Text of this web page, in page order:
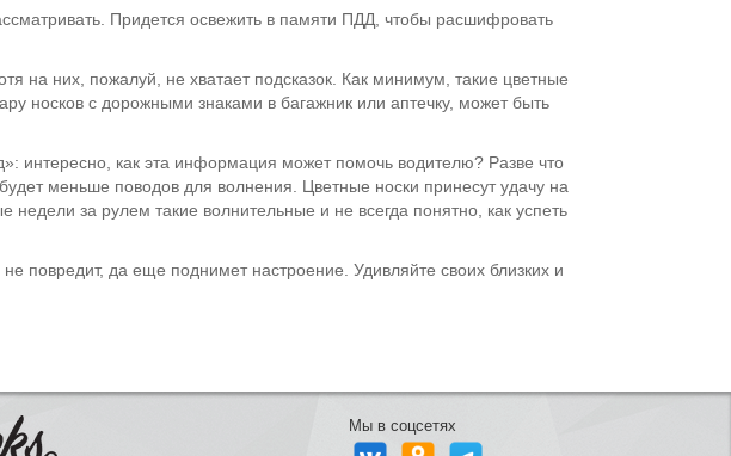
Придется освежить в памяти ПДД, чтобы расшифровать
на них, пожалуй, не хватает подсказок. Как минимум, такие цветные
носков с дорожными знаками в багажник или аптечку, может быть
интересно, как эта информация может помочь водителю? Разве что
меньше поводов для волнения. Цветные носки принесут удачу на
за рулем такие волнительные и не всегда понятно, как успеть
повредит, да еще поднимет настроение. Удивляйте своих близких и
Мы в соцсетях